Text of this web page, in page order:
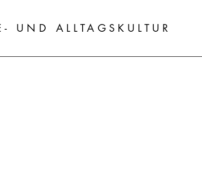
UND ALLTAGSKULTUR